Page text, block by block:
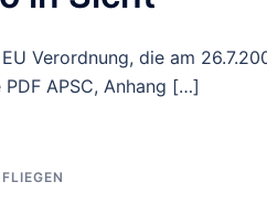
Verordnung, die am
APSC, Anhang […]
FLIEGEN